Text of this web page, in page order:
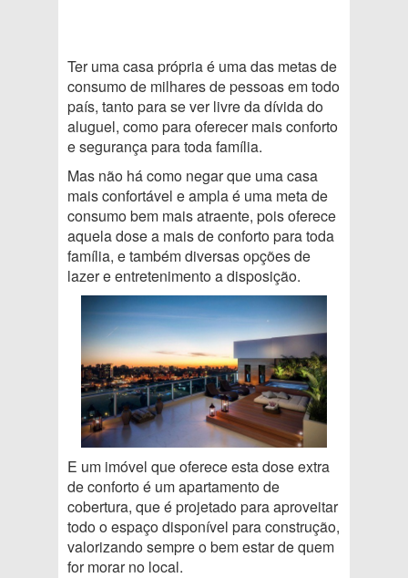
Ter uma casa própria é uma das metas de
consumo de milhares de pessoas em todo
país, tanto para se ver livre da dívida do
aluguel, como para oferecer mais conforto
e segurança para toda família.
Mas não há como negar que uma casa
mais confortável e ampla é uma meta de
consumo bem mais atraente, pois oferece
aquela dose a mais de conforto para toda
família, e também diversas opções de
lazer e entretenimento a disposição.
E um imóvel que oferece esta dose extra
de conforto é um apartamento de
cobertura, que é projetado para aproveitar
todo o espaço disponível para construção,
valorizando sempre o bem estar de quem
for morar no local.